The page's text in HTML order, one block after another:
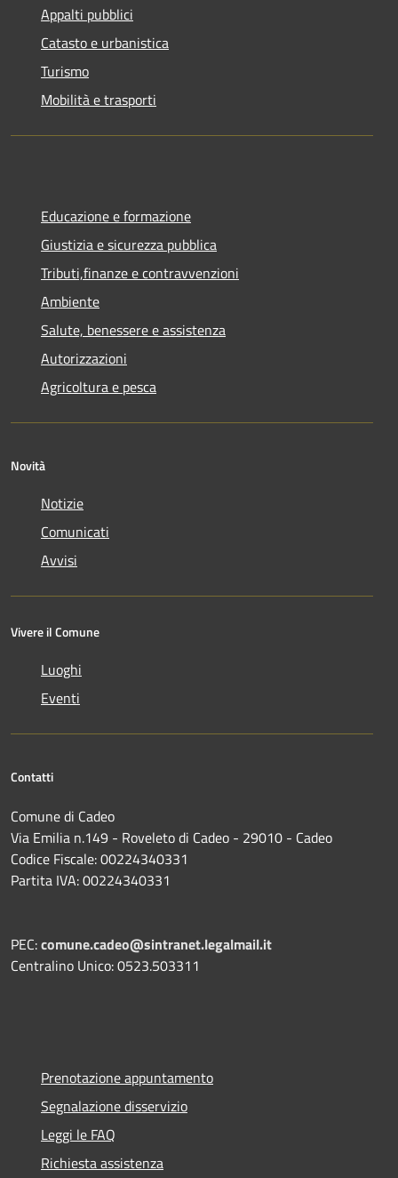
Appalti pubblici
Catasto e urbanistica
Turismo
Mobilità e trasporti
Educazione e formazione
Giustizia e sicurezza pubblica
Tributi,finanze e contravvenzioni
Ambiente
Salute, benessere e assistenza
Autorizzazioni
Agricoltura e pesca
Novità
Notizie
Comunicati
Avvisi
Vivere il Comune
Luoghi
Eventi
Contatti
Comune di Cadeo
Via Emilia n.149 - Roveleto di Cadeo - 29010 - Cadeo
Codice Fiscale: 00224340331
Partita IVA: 00224340331
PEC:comune.cadeo@sintranet.legalmail.it
Centralino Unico: 0523.503311
Prenotazione appuntamento
Segnalazione disservizio
Leggi le FAQ
Richiesta assistenza